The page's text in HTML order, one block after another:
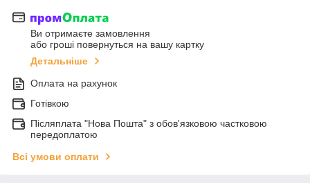
Ви отримаєте замовлення
або гроші повернуться на вашу картку
Детальніше
Оплата на рахунок
Готівкою
Післяплата "Нова Пошта" з обов'язковою частковою
передоплатою
Всі умови оплати